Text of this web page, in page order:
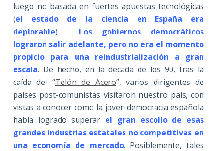
luego no basada en fuertes apuestas tecnológicas
(el estado de la ciencia en España era
deplorable). Los gobiernos democráticos
lograron salir adelante, pero no era el momento
propicio para una reindustrialización a gran
escala. De hecho, en la década de los 90, tras la
caída del “Telón de Acero”, varios dirigentes de
países post-comunistas visitaron nuestro país, con
vistas a conocer como la joven democracia española
había logrado superar el gran escollo de esas
grandes industrias estatales no competitivas en
una economía de mercado. Posiblemente, tales